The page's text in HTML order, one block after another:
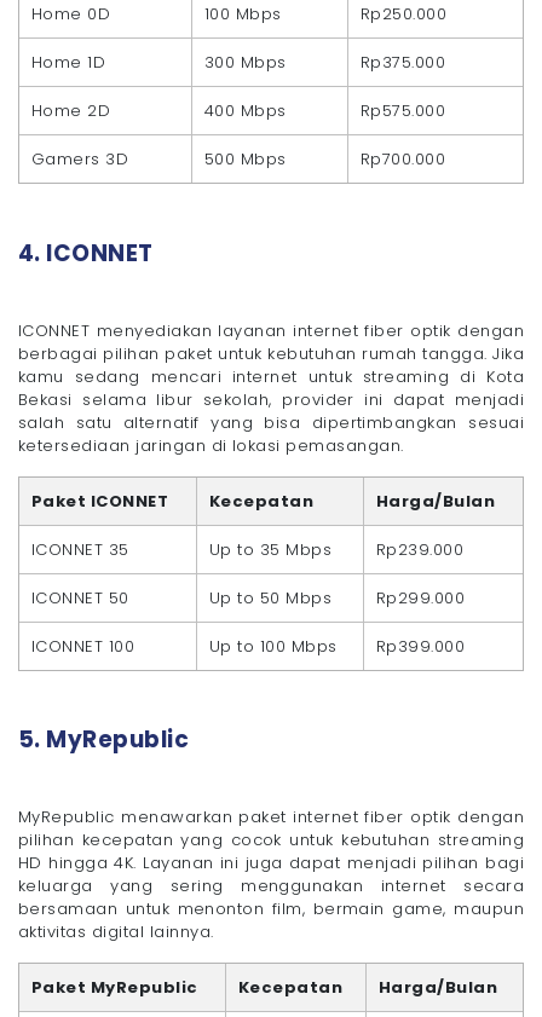
Home 0D 100 Mbps Rp250.000
Home 1D 300 Mbps Rp375.000
Home 2D 400 Mbps Rp575.000
Gamers 3D 500 Mbps Rp700.000
4. ICONNET
ICONNET menyediakan layanan internet fiber optik dengan
berbagai pilihan paket untuk kebutuhan rumah tangga. Jika
kamu sedang mencari internet untuk streaming di Kota
Bekasi selama libur sekolah, provider ini dapat menjadi
salah satu alternatif yang bisa dipertimbangkan sesuai
ketersediaan jaringan di lokasi pemasangan.
Paket ICONNET Kecepatan Harga/Bulan
ICONNET 35 Up to 35 Mbps Rp239.000
ICONNET 50 Up to 50 Mbps Rp299.000
ICONNET 100 Up to 100 Mbps Rp399.000
5. MyRepublic
MyRepublic menawarkan paket internet fiber optik dengan
pilihan kecepatan yang cocok untuk kebutuhan streaming
HD hingga 4K. Layanan ini juga dapat menjadi pilihan bagi
keluarga yang sering menggunakan internet secara
bersamaan untuk menonton film, bermain game, maupun
aktivitas digital lainnya.
Paket MyRepublic Kecepatan Harga/Bulan